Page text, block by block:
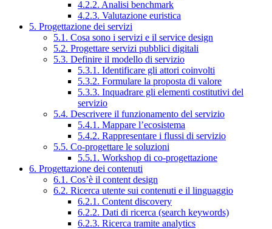
4.2.2. Analisi benchmark
4.2.3. Valutazione euristica
5. Progettazione dei servizi
5.1. Cosa sono i servizi e il service design
5.2. Progettare servizi pubblici digitali
5.3. Definire il modello di servizio
5.3.1. Identificare gli attori coinvolti
5.3.2. Formulare la proposta di valore
5.3.3. Inquadrare gli elementi costitutivi del
servizio
5.4. Descrivere il funzionamento del servizio
5.4.1. Mappare l’ecosistema
5.4.2. Rappresentare i flussi di servizio
5.5. Co-progettare le soluzioni
5.5.1. Workshop di co-progettazione
6. Progettazione dei contenuti
6.1. Cos’è il content design
6.2. Ricerca utente sui contenuti e il linguaggio
6.2.1. Content discovery
6.2.2. Dati di ricerca (search keywords)
6.2.3. Ricerca tramite analytics